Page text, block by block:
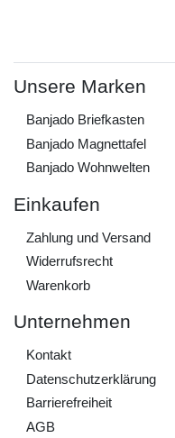
Unsere Marken
Banjado Briefkasten
Banjado Magnettafel
Banjado Wohnwelten
Einkaufen
Zahlung und Versand
Widerrufs­recht
Warenkorb
Unternehmen
Kontakt
Daten­schutz­erklärung
Barrierefreiheit
AGB